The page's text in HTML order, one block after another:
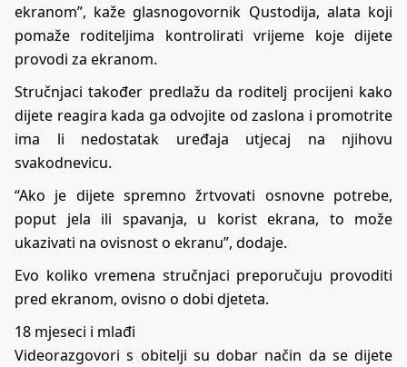
ekranom”, kaže glasnogovornik Qustodija, alata koji
pomaže roditeljima kontrolirati vrijeme koje dijete
provodi za ekranom.
Stručnjaci također predlažu da roditelj procijeni kako
dijete reagira kada ga odvojite od zaslona i promotrite
ima li nedostatak uređaja utjecaj na njihovu
svakodnevicu.
“Ako je dijete spremno žrtvovati osnovne potrebe,
poput jela ili spavanja, u korist ekrana, to može
ukazivati na ovisnost o ekranu”, dodaje.
Evo koliko vremena stručnjaci preporučuju provoditi
pred ekranom, ovisno o dobi djeteta.
18 mjeseci i mlađi
Videorazgovori s obitelji su dobar način da se dijete